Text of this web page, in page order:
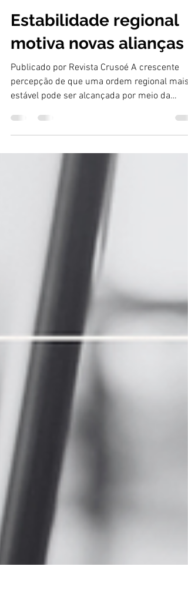
Samuel Feldberg
3 de jan. de 2025
4 min de leitura
Estabilidade regional
motiva novas alianças
Publicado por Revista Crusoé A crescente
percepção de que uma ordem regional mais
cooperação...